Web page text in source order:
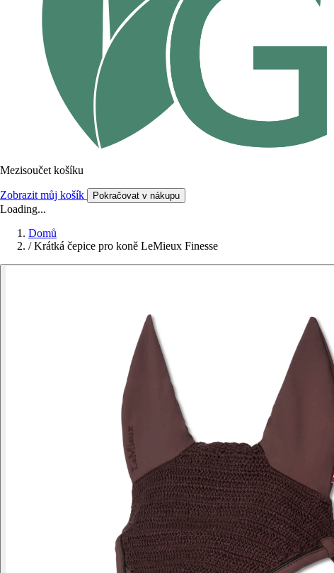
Mezisoučet košíku
Zobrazit můj košík Pokračovat v nákupu
Loading...
Domů
/ Krátká čepice pro koně LeMieux Finesse